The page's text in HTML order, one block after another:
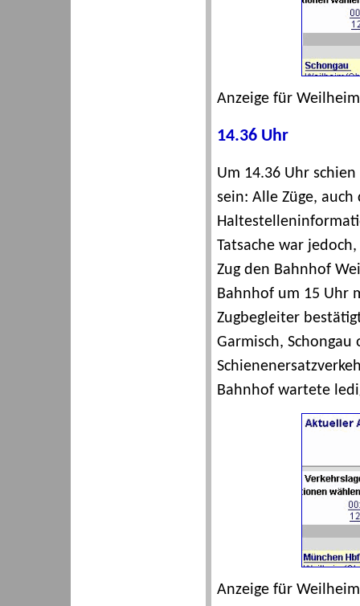
Anzeige für
14.36 Uhr
Um 14.36 Uhr
sein: Alle Züge,
Tatsache war
Zug den Bahnhof
Bahnhof um 15 Uhr
Zugbegleiter
Garmisch,
Bahnhof wartete
Anzeige für